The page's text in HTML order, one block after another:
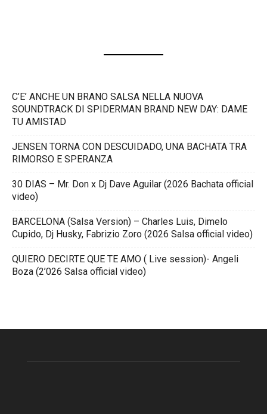
C’E’ ANCHE UN BRANO SALSA NELLA NUOVA
SOUNDTRACK DI SPIDERMAN BRAND NEW DAY: DAME
TU AMISTAD
JENSEN TORNA CON DESCUIDADO, UNA BACHATA TRA
RIMORSO E SPERANZA
30 DIAS – Mr. Don x Dj Dave Aguilar (2026 Bachata official
video)
BARCELONA (Salsa Version) – Charles Luis, Dimelo
Cupido, Dj Husky, Fabrizio Zoro (2026 Salsa official video)
QUIERO DECIRTE QUE TE AMO ( Live session)- Angeli
Boza (2’026 Salsa official video)